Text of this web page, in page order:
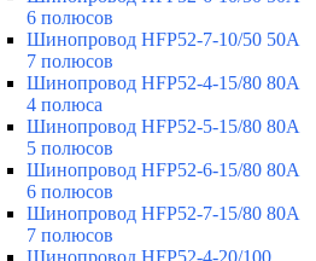
6 полюсов
Шинопровод HFP52-7-10/50 50А
7 полюсов
Шинопровод HFP52-4-15/80 80A
4 полюса
Шинопровод HFP52-5-15/80 80А
5 полюсов
Шинопровод HFP52-6-15/80 80А
6 полюсов
Шинопровод HFP52-7-15/80 80А
7 полюсов
Шинопровод HFP52-4-20/100